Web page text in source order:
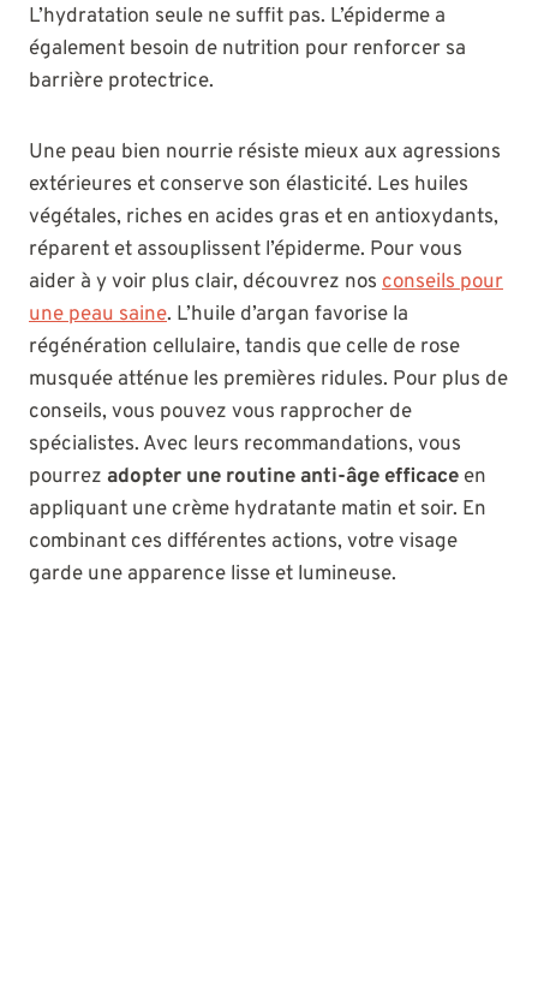
L’hydratation seule ne suffit pas. L’épiderme a
également besoin de nutrition pour renforcer sa
barrière protectrice.
Une peau bien nourrie résiste mieux aux agressions
extérieures et conserve son élasticité. Les huiles
végétales, riches en acides gras et en antioxydants,
réparent et assouplissent l’épiderme. Pour vous
aider à y voir plus clair, découvrez nos conseils pour
une peau saine. L’huile d’argan favorise la
régénération cellulaire, tandis que celle de rose
musquée atténue les premières ridules. Pour plus de
conseils, vous pouvez vous rapprocher de
spécialistes. Avec leurs recommandations, vous
pourrez adopter une routine anti-âge efficace en
appliquant une crème hydratante matin et soir. En
combinant ces différentes actions, votre visage
garde une apparence lisse et lumineuse.